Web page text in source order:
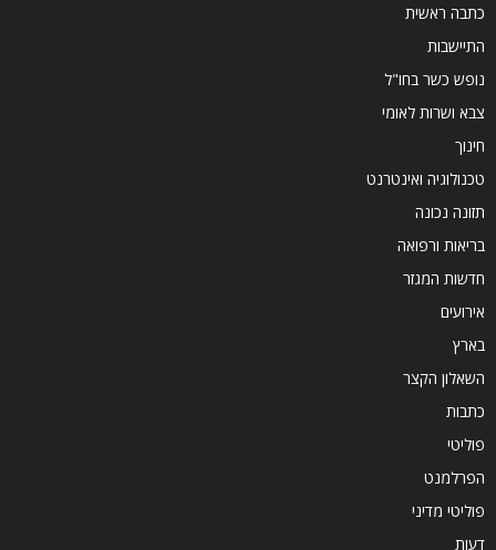
כתבה ראשית
התיישבות
נופש כשר בחו"ל
צבא ושרות לאומי
חינוך
טכנולוגיה ואינטרנט
תזונה נכונה
בריאות ורפואה
חדשות המגזר
אירועים
בארץ
השאלון הקצר
כתבות
פוליטי
הפרלמנט
פוליטי מדיני
דעות